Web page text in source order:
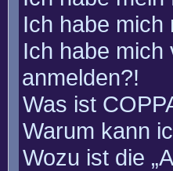
Ich habe mich
Ich habe mich
anmelden?!
Was ist
Warum kann
Wozu ist die